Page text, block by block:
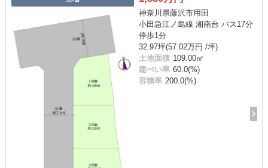
神奈川県藤沢市用田
小田急江ノ島線 湘南台 バス17分
停歩1分
32.97坪(57.02万円 /坪)
土地面積 109.00㎡
建ぺい率 60.0(%)
容積率 200.0(%)